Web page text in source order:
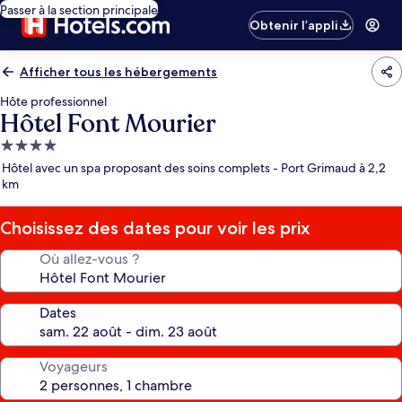
Passer à la section principale
Obtenir l’appli
Afficher tous les hébergements
Hôte professionnel
Hôtel Font Mourier
Hébergement
4.0 étoiles
Hôtel avec un spa proposant des soins complets - Port Grimaud à 2,2
km
Choisissez des dates pour voir les prix
Où allez-vous ?
Dates
Voyageurs